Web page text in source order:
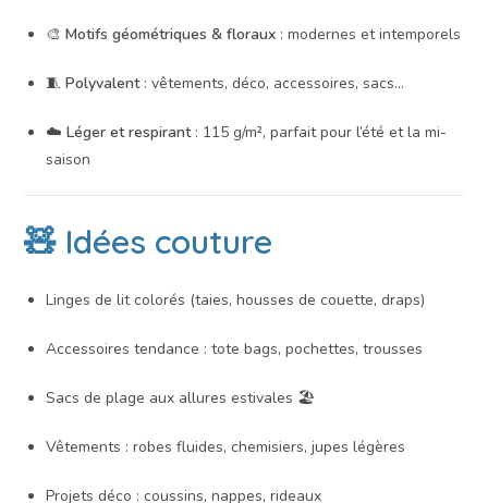
🎨Motifs géométriques & floraux : modernes et intemporels
🧵Polyvalent: vêtements, déco, accessoires, sacs…
☁️Léger et respirant: 115 g/m², parfait pour l’été et la mi-
saison
🧸 Idées couture
Linges de lit colorés (taies, housses de couette, draps)
Accessoires tendance : tote bags, pochettes, trousses
Sacs de plage aux allures estivales 🏖️
Vêtements : robes fluides, chemisiers, jupes légères
Projets déco : coussins, nappes, rideaux